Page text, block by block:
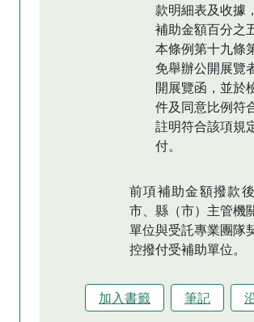
款明細表及收據
補助金額百分之
本條例第十九條
免舉辦公開展覽
開展覽函，並於
件及同意比例符
註明符合該項規
付。
前項補助金額撥款
市、縣（市）主管機
單位與受託專業團隊
控撥付受補助單位。
加入書籤 筆記